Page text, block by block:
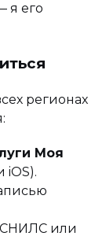
я его
регионах
Моя
iOS).
СНИЛС или